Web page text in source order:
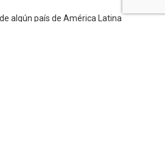
algún país de América Latina